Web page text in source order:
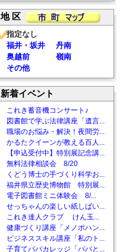
地 区
指定なし
福井・坂井
丹南
奥越前
嶺南
その他
新着イベント
これき蓄音機コンサート♪
図書館で学ぶ法律講座「遺言...
職場のお悩み・解決！夜間労...
かるたクイーンが教える百人...
【申込受付中】特別展記念講...
無料法律相談会 8/20
くどう博士の手づくり科学お...
福井県立歴史博物館 特別展...
電子図書館ミニ体験会 8/...
せっちゃんの楽しい紙しばい...
これき達人クラブ けん玉...
健康づくり講座「メノポハン...
ビジネススキル講座「私のト...
子育てパパカレッジ「パパと...